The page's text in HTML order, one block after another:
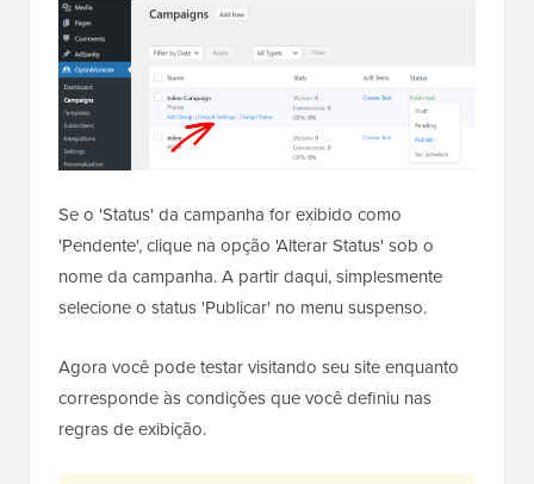
Se o 'Status' da campanha for exibido como
'Pendente', clique na opção 'Alterar Status' sob o
nome da campanha. A partir daqui, simplesmente
selecione o status 'Publicar' no menu suspenso.
Agora você pode testar visitando seu site enquanto
corresponde às condições que você definiu nas
regras de exibição.